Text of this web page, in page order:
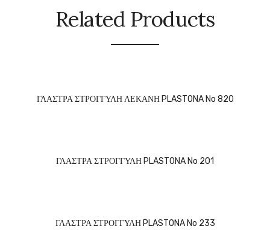
Related Products
ΓΛΑΣΤΡΑ ΣΤΡΟΓΓΥΛΗ ΛΕΚΑΝΗ PLASTONA No 820
ΓΛΑΣΤΡΑ ΣΤΡΟΓΓΥΛΗ PLASTONA No 201
ΓΛΑΣΤΡΑ ΣΤΡΟΓΓΥΛΗ PLASTONA No 233